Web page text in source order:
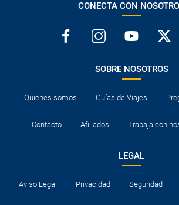
CONECTA CON
SOBRE NOSOTROS
Quiénes somos Guías de Viajes
Contacto Afiliados Trabaja con
LEGAL
Aviso Legal Privacidad Seguridad